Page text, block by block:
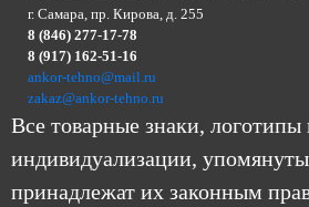
г. Самара, пр. Кирова, д. 255
8 (846) 277-17-78
8 (917) 162-51-16
ankor-tehno@mail.ru
zakaz@ankor-tehno.ru
Все товарные знаки, логотипы
индивидуализации,
принадлежат их законным